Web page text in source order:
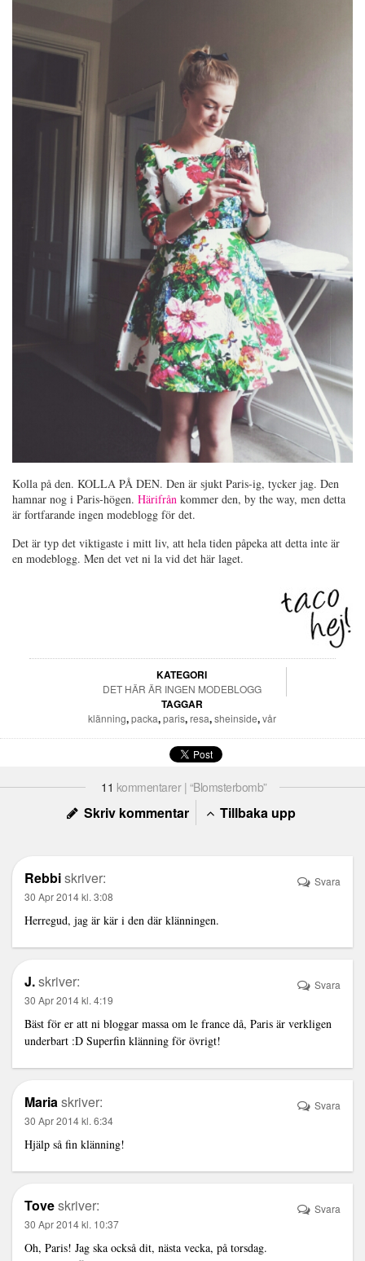
Kolla på den. KOLLA PÅ DEN. Den är sjukt Paris-ig, tycker jag. Den
hamnar nog i Paris-högen. Härifrån kommer den, by the way, men detta
är fortfarande ingen modeblogg för det.
Det är typ det viktigaste i mitt liv, att hela tiden påpeka att detta inte är
en modeblogg. Men det vet ni la vid det här laget.
KATEGORI
DET HÄR ÄR INGEN MODEBLOGG
TAGGAR
klänning,packa,paris,resa,sheinside,vår
11 kommentarer | “Blomsterbomb”
Skriv kommentar Tillbaka upp
Rebbiskriver:
30 Apr 2014 kl. 3:08
Herregud, jag är kär i den där klänningen.
Svara
J.skriver:
30 Apr 2014 kl. 4:19
Bäst för er att ni bloggar massa om le france då, Paris är verkligen
underbart :D Superfin klänning för övrigt!
Svara
Mariaskriver:
30 Apr 2014 kl. 6:34
Hjälp så fin klänning!
Svara
Toveskriver:
30 Apr 2014 kl. 10:37
Oh, Paris! Jag ska också dit, nästa vecka, på torsdag.
Svara